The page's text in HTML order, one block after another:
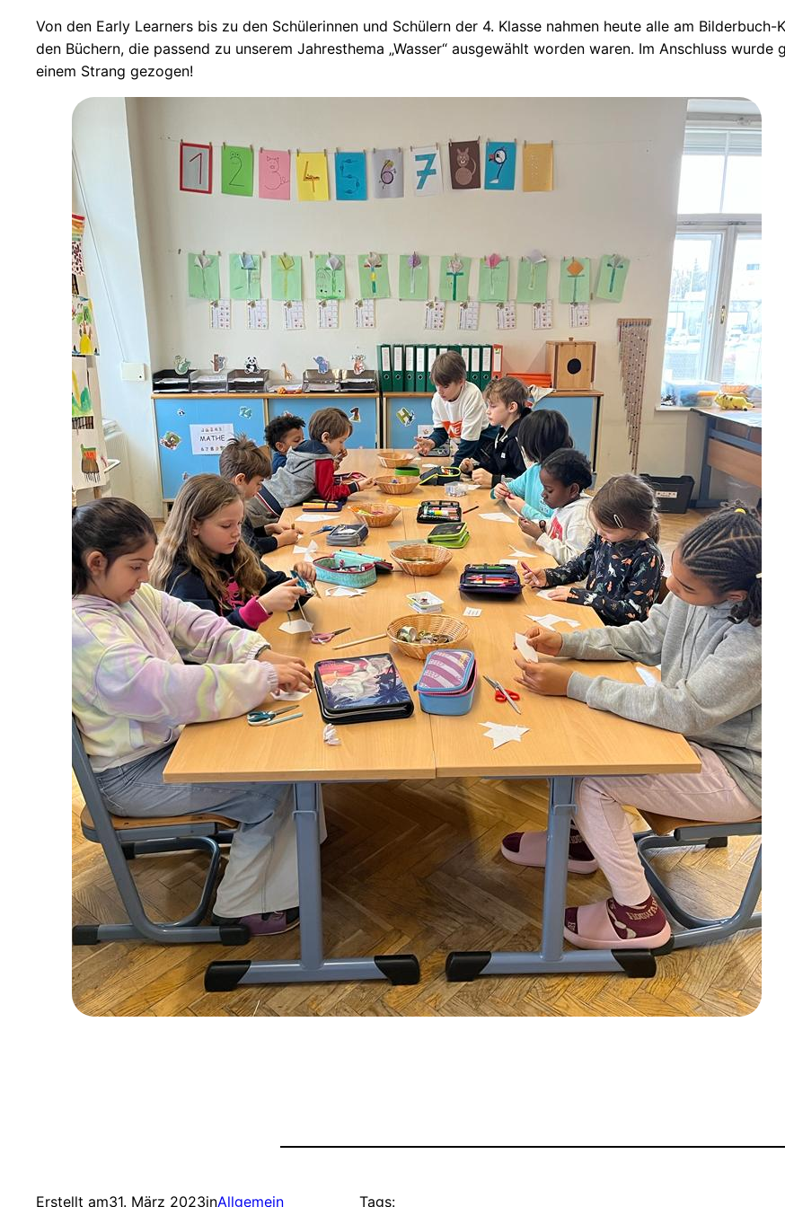
Von den Early Learners bis zu den Schülerinnen und Schülern der 4. Klasse nahmen heute alle am
den Büchern, die passend zu unserem Jahresthema „Wasser“ ausgewählt worden waren. Im Anschluss
einem Strang gezogen!
Erstellt am31. März 2023inAllgemein Tags: